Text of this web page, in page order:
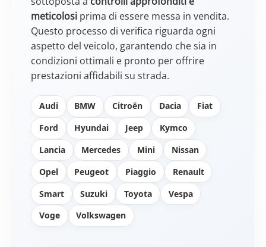
meticolosi prima di essere messa in vendita.
Questo processo di verifica riguarda ogni
aspetto del veicolo, garantendo che sia in
condizioni ottimali e pronto per offrire
prestazioni affidabili su strada.
Audi BMW Citroën Dacia
Fiat
Ford
Hyundai Jeep
Kymco
Lancia
Mercedes Mini
Nissan
Opel
Peugeot Piaggio
Renault
Smart
Suzuki Toyota
Vespa
Voge
Volkswagen